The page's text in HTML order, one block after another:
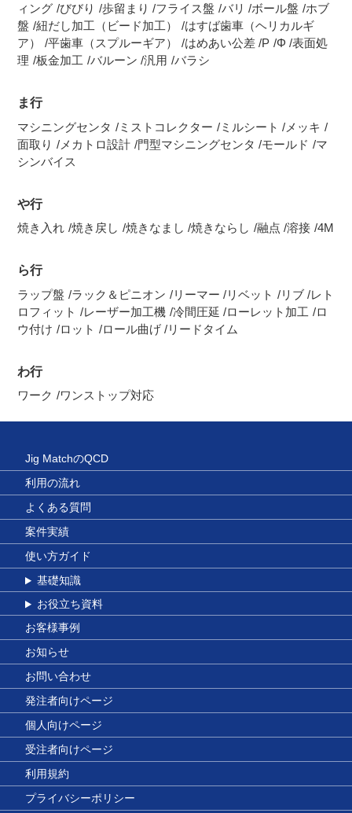
ィング びびり 歩留まり フライス盤 バリ ボール盤 ホブ
盤 紐だし加工（ビード加工）
はすば歯車（ヘリカルギ
ア）
平歯車（スプルーギア） はめあい公差 P Φ 表面処
理 板金加工 バルーン 汎用 バラシ
ま行
マシニングセンタ ミストコレクター ミルシート
メッキ
面取り
メカトロ設計 門型マシニングセンタ モールド
マ
シンバイス
や行
焼き入れ 焼き戻し 焼きなまし 焼きならし 融点 溶接 4M
ら行
ラップ盤 ラック＆ピニオン リーマー リベット リブ
レト
ロフィット
レーザー加工機 冷間圧延 ローレット加工 ロ
ウ付け ロット ロール曲げ リードタイム
わ行
ワーク ワンストップ対応
Jig MatchのQCD
利用の流れ
よくある質問
案件実績
使い方ガイド
基礎知識
お役立ち資料
お客様事例
お知らせ
お問い合わせ
発注者向けページ
個人向けページ
受注者向けページ
利用規約
プライバシーポリシー